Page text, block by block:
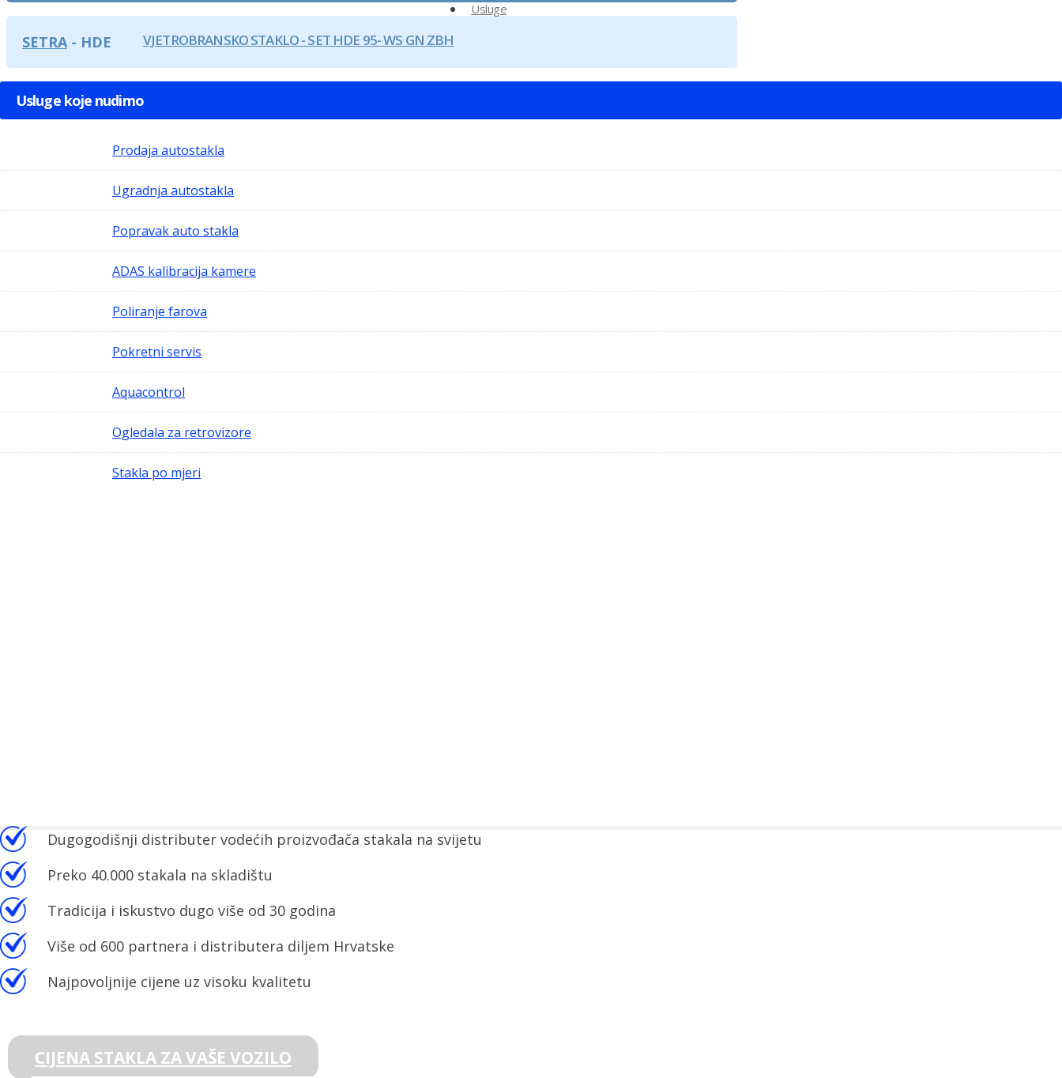
Usluge
SETRA VJETROBRANSKO STAKLO - SET HDE 95- WS GN ZBH
HDE
Usluge koje nudimo
Prodaja autostakla
Ugradnja autostakla
Popravak auto stakla
ADAS kalibracija kamere
Poliranje farova
Pokretni servis
Aquacontrol
Ogledala za retrovizore
Stakla po mjeri
Dugogodišnji distributer vodećih proizvođača stakala na svijetu
Preko 40.000 stakala na skladištu
Tradicija i iskustvo dugo više od 30 godina
Više od 600 partnera i distributera diljem Hrvatske
Najpovoljnije cijene uz visoku kvalitetu
CIJENA STAKLA ZA VAŠE VOZILO